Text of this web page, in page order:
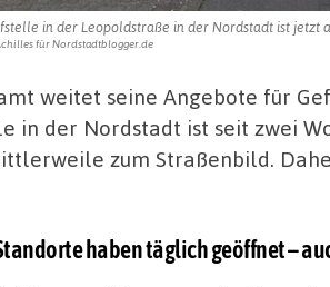
in der Leopoldstraße in der Nordstadt ist jetzt
für Nordstadtblogger.de
weitet seine Angebote für
in der Nordstadt ist seit zwei
zum Straßenbild.
haben täglich geöffnet –